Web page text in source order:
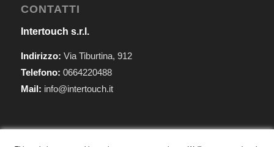
CONTATTI
Intertouch s.r.l.
Indirizzo: Via Tiburtina, 912
Telefono: 0664220488
Mail: info@intertouch.it